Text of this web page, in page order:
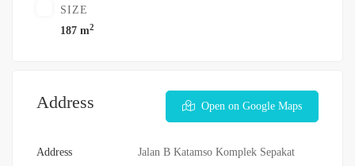
SIZE
187 m2
Address Open on Google Maps
Address
Jalan B Katamso Komplek Sepakat